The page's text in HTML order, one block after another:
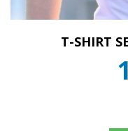
T-SHIRT